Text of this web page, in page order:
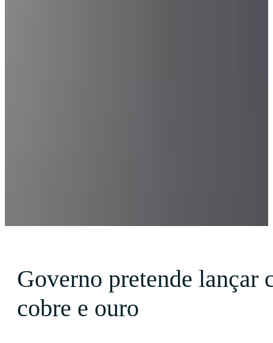
Governo pretende lançar
cobre e ouro